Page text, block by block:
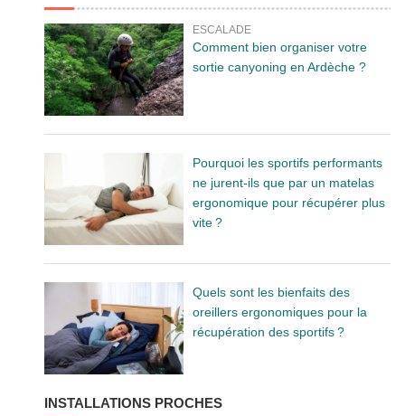
ESCALADE
Comment bien organiser votre
sortie canyoning en Ardèche ?
Pourquoi les sportifs performants
ne jurent-ils que par un matelas
ergonomique pour récupérer plus
vite ?
Quels sont les bienfaits des
oreillers ergonomiques pour la
récupération des sportifs ?
INSTALLATIONS PROCHES